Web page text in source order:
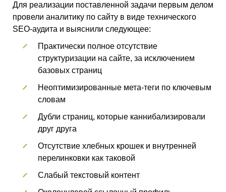
Для реализации поставленной задачи первым делом
провели аналитику по сайту в виде технического
SEO-аудита и выяснили следующее:
Практически полное отсутствие
структуризации на сайте, за исключением
базовых страниц
Неоптимизированные мета-теги по ключевым
словам
Дубли страниц, которые каннибализировали
друг друга
Отсутствие хлебных крошек и внутренней
перелинковки как таковой
Слабый текстовый контент